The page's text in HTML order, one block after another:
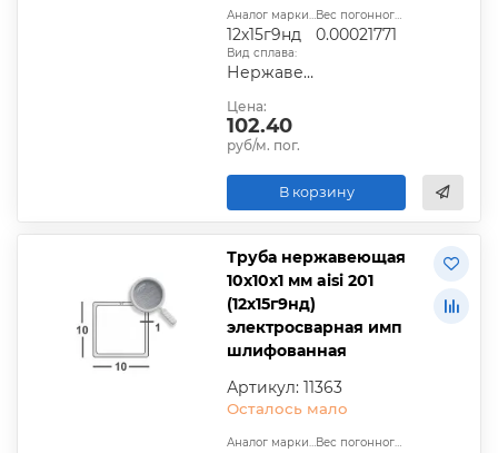
Аналог марки стали:
12х15г9нд
Вес погонного метра, т.:
0.00021771
Вид сплава:
Нержавеющая сталь
Цена:
102.40
руб/м. пог.
В корзину
Труба нержавеющая
10х10х1 мм aisi 201
(12х15г9нд)
электросварная имп
шлифованная
Артикул: 11363
Осталось мало
Аналог марки стали: Вес погонного метра, т.: